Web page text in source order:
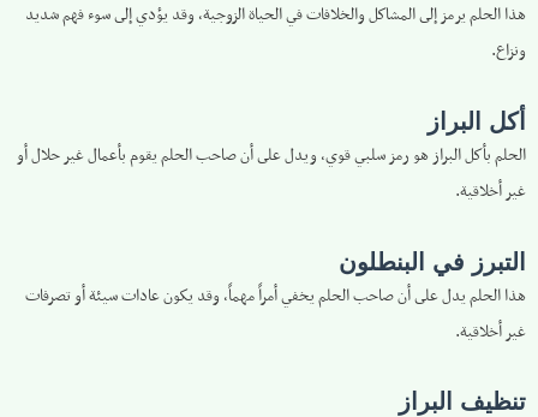
هذا الحلم يرمز إلى المشاكل والخلافات في الحياة الزوجية، وقد يؤدي إلى سوء فهم شديد
ونزاع.
أكل البراز
الحلم بأكل البراز هو رمز سلبي قوي، ويدل على أن صاحب الحلم يقوم بأعمال غير حلال أو
غير أخلاقية.
التبرز في البنطلون
هذا الحلم يدل على أن صاحب الحلم يخفي أمراً مهماً، وقد يكون عادات سيئة أو تصرفات
غير أخلاقية.
تنظيف البراز